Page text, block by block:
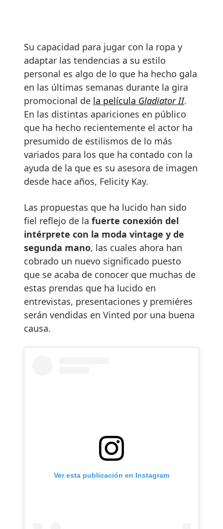
Su capacidad para jugar con la ropa y
adaptar las tendencias a su estilo
personal es algo de lo que ha hecho gala
en las últimas semanas durante la gira
promocional de la película Gladiator II.
En las distintas apariciones en público
que ha hecho recientemente el actor ha
presumido de estilismos de lo más
variados para los que ha contado con la
ayuda de la que es su asesora de imagen
desde hace años, Felicity Kay.
Las propuestas que ha lucido han sido
fiel reflejo de la fuerte conexión del
intérprete con la moda vintage y de
segunda mano, las cuales ahora han
cobrado un nuevo significado puesto
que se acaba de conocer que muchas de
estas prendas que ha lucido en
entrevistas, presentaciones y premiéres
serán vendidas en Vinted por una buena
causa.
Ver esta publicación en Instagram